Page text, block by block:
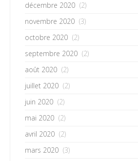
décembre 2020 (2)
novembre 2020 (3)
octobre 2020 (2)
septembre 2020 (2)
août 2020 (2)
juillet 2020 (2)
juin 2020 (2)
mai 2020 (2)
avril 2020 (2)
mars 2020 (3)